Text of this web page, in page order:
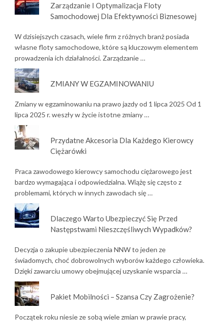
Zarządzanie I Optymalizacja Floty
Samochodowej Dla Efektywności Biznesowej
W dzisiejszych czasach, wiele firm z różnych branż posiada
własne floty samochodowe, które są kluczowym elementem
prowadzenia ich działalności. Zarządzanie …
ZMIANY W EGZAMINOWANIU
Zmiany w egzaminowaniu na prawo jazdy od 1 lipca 2025 Od 1
lipca 2025 r. weszły w życie istotne zmiany …
Przydatne Akcesoria Dla Każdego Kierowcy
Ciężarówki
Praca zawodowego kierowcy samochodu ciężarowego jest
bardzo wymagająca i odpowiedzialna. Wiążę się często z
problemami, których w innych zawodach się …
Dlaczego Warto Ubezpieczyć Się Przed
Następstwami Nieszczęśliwych Wypadków?
Decyzja o zakupie ubezpieczenia NNW to jeden ze
świadomych, choć dobrowolnych wyborów każdego człowieka.
Dzięki zawarciu umowy obejmującej uzyskanie wsparcia …
Pakiet Mobilności – Szansa Czy Zagrożenie?
Początek roku niesie ze sobą wiele zmian w prawie pracy,